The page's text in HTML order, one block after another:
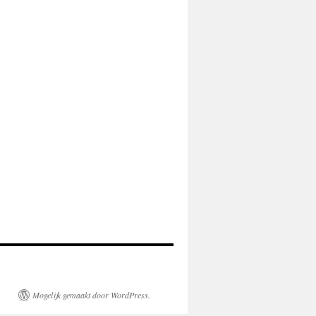
Mogelijk gemaakt door WordPress.